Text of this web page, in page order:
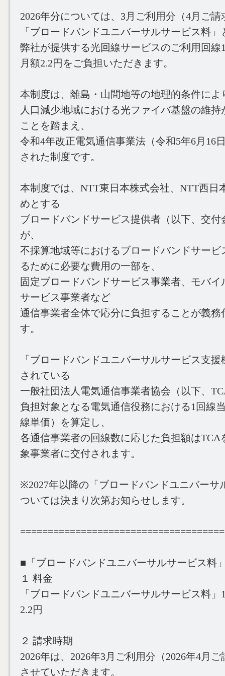
2026年分については、3月ご利用分（4月ご請
「ブロードバンドユニバーサルサービス料」
弊社が提供する光回線サービスのご利用回線
月額2.2円をご負担いただきます。
本制度は、離島・山間地等の地理的条件によ
人口減少地域における光ファイバ基盤の維
ことを踏まえ、
令和4年改正電気通信事業法（令和5年6月16
された制度です。
本制度では、NTT東日本株式会社、NTT西日
めとする
ブロードバンドサービス提供者（以下、交付
が、
不採算地域等におけるブロードバンドサービ
るために必要な費用の一部を、
固定ブロードバンドサービス事業者、モバ
サービス事業者など
通信事業者全体で応分に負担することが義務
す。
「ブロードバンドユニバーサルサービス支
されている
一般社団法人電気通信事業者協会（以下、
負担対象となる電気通信役務における1回線
線単価）を算定し、
各通信事業者の回線数に応じた負担額はTCA
象事業者に交付されます。
※2027年以降の「ブロードバンドユニバーサ
ついては決まり次第お知らせします。
■「ブロードバンドユニバーサルサービス料
１ 料金
「ブロードバンドユニバーサルサービス料
2.2円
２ 請求時期
2026年は、2026年3月ご利用分（2026年4月
させていただきます。